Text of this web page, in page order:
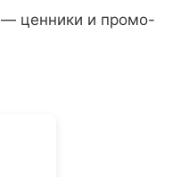
— ценники и промо-